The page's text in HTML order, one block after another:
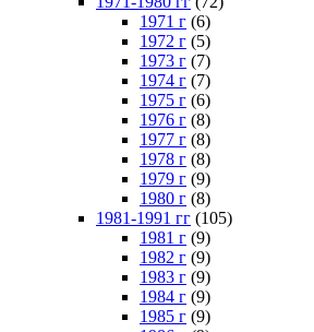
1971 г (6)
1972 г (5)
1973 г (7)
1974 г (7)
1975 г (6)
1976 г (8)
1977 г (8)
1978 г (8)
1979 г (9)
1980 г (8)
1981-1991 гг (105)
1981 г (9)
1982 г (9)
1983 г (9)
1984 г (9)
1985 г (9)